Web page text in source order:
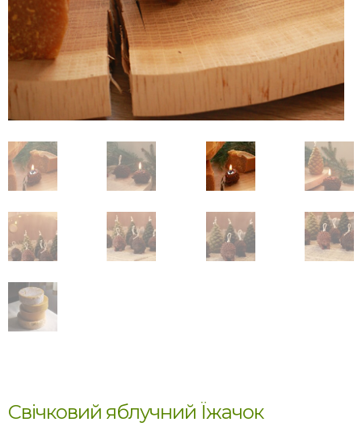
Свічковий яблучний Їжачок